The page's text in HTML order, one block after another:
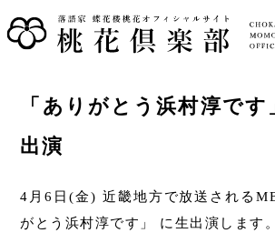
「ありがとう浜村淳で
出演
4月6日(金) 近畿地方で放送される
がとう浜村淳です」 に生出演します。